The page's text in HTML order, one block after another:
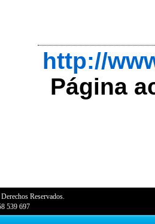
http://
Página
Reservados.
539 697